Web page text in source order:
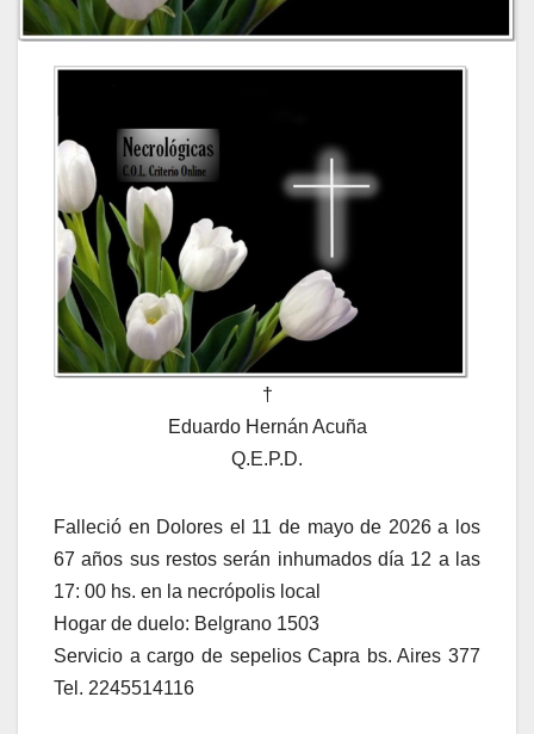
†
Eduardo Hernán Acuña
Q.E.P.D.
Falleció en Dolores el 11 de mayo de 2026 a los
67 años sus restos serán inhumados día 12 a las
17: 00 hs. en la necrópolis local
Hogar de duelo: Belgrano 1503
Servicio a cargo de sepelios Capra bs. Aires 377
Tel. 2245514116